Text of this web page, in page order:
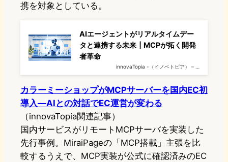
携を対象としている。
AIエージェントがリアルタイムデー
タと連携する未来┃MCPが拓く開発
者革命
innovaTopia -（イノベトピア） – …
カラーミーショップがMCPサーバーを国内EC初
導入—AIとの対話でEC運営が変わる
（innovaTopia関連記事）
国内サービスがリモートMCPサーバを実装した
先行事例。MiraiPageの「MCP搭載」主張を比
較するうえで、MCP実装が公式に確認済みのEC